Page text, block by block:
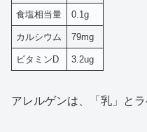
食塩相当量 0.1g
カルシウム 79mg
ビタミンD 3.2ug
アレルゲンは、「乳」とラ